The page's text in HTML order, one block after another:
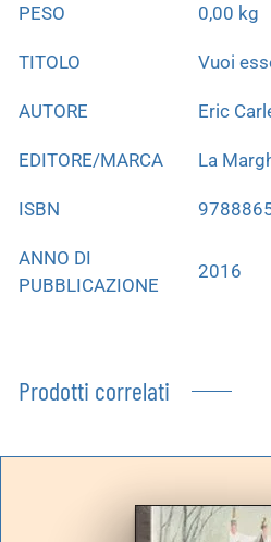
PESO 0,00 kg
TITOLO Vuoi
AUTORE Eric
EDITORE/MARCA La
ISBN
ANNO DI
PUBBLICAZIONE
2016
Prodotti correlati